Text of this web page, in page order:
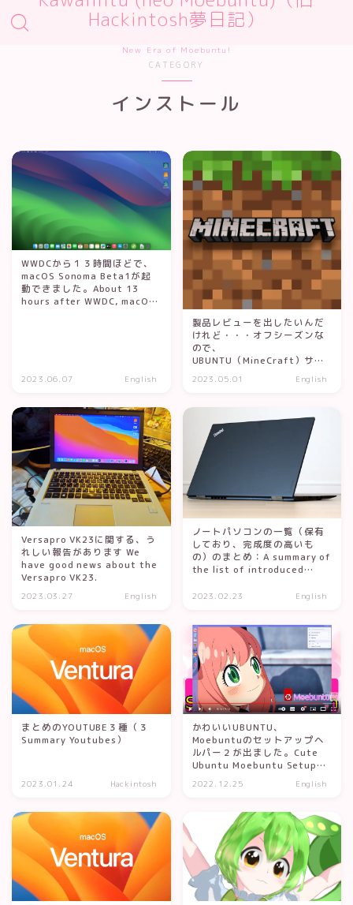
Hackintosh夢日記）
New Era of Moebuntu!
CATEGORY
インストール
WWDCから１３時間ほどで、
macOS Sonoma Beta1が起
動できました。About 13
hours after WWDC, macOS
2023.06.07 English
製品レビューを出したいんだ
けれど・・・オフシーズンな
ので、
UBUNTU（MineCraft）サー
バ関係のアナウンスです。I'd
like to publish a product
off-season, this is an
announcement about the
UBUNTU (MineCraft)
server.
2023.05.01 English
Versapro VK23に関する、う
れしい報告があります We
have good news about the
Versapro VK23.
2023.03.27 English
ノートパソコンの一覧（保有
しており、完成度の高いも
の）のまとめ：A summary of
the list of introduced
and have a high degree of
2023.02.23 English
まとめのYOUTUBE３種（３
Summary Youtubes）
2023.01.24 Hackintosh
かわいいUBUNTU、
Moebuntuのセットアップヘ
ルパー２が出ました。Cute
Ubuntu Moebuntu Setup
2022.12.25 English